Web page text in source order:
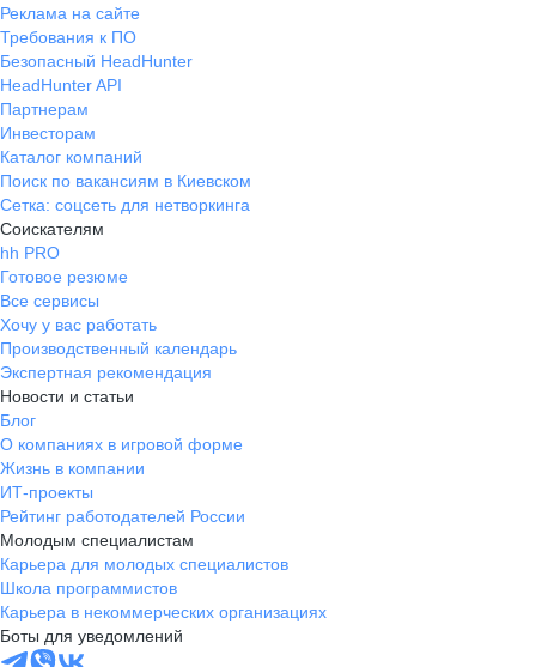
Реклама на сайте
Требования к ПО
Безопасный HeadHunter
HeadHunter API
Партнерам
Инвесторам
Каталог компаний
Поиск по вакансиям в Киевском
Сетка: соцсеть для нетворкинга
Соискателям
hh PRO
Готовое резюме
Все сервисы
Хочу у вас работать
Производственный календарь
Экспертная рекомендация
Новости и статьи
Блог
О компаниях в игровой форме
Жизнь в компании
ИТ-проекты
Рейтинг работодателей России
Молодым специалистам
Карьера для молодых специалистов
Школа программистов
Карьера в некоммерческих организациях
Боты для уведомлений